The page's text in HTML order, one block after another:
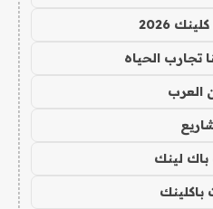
2026
تجارب الحياه
العرب
باك لينك
باكلينك